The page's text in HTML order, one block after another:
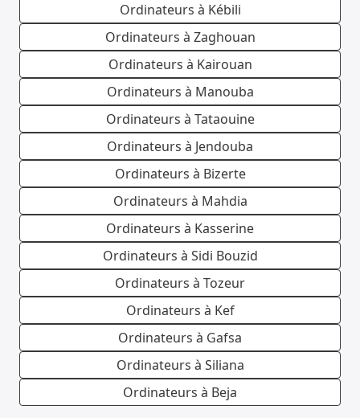
Ordinateurs à Kébili
Ordinateurs à Zaghouan
Ordinateurs à Kairouan
Ordinateurs à Manouba
Ordinateurs à Tataouine
Ordinateurs à Jendouba
Ordinateurs à Bizerte
Ordinateurs à Mahdia
Ordinateurs à Kasserine
Ordinateurs à Sidi Bouzid
Ordinateurs à Tozeur
Ordinateurs à Kef
Ordinateurs à Gafsa
Ordinateurs à Siliana
Ordinateurs à Beja